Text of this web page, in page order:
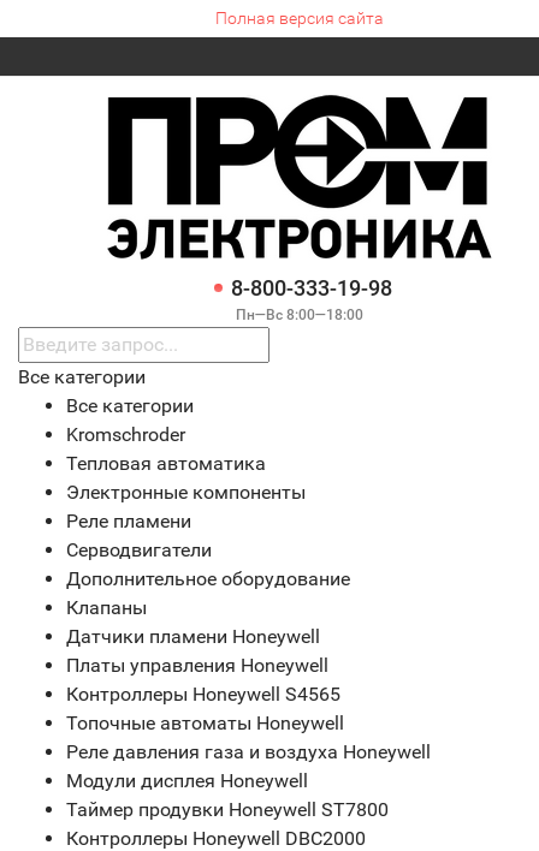
Полная версия сайта
8-800-333-19-98
Пн—Вс 8:00—18:00
Все категории
Все категории
Kromschroder
Тепловая автоматика
Электронные компоненты
Реле пламени
Серводвигатели
Дополнительное оборудование
Клапаны
Датчики пламени Honeywell
Платы управления Honeywell
Контроллеры Honeywell S4565
Топочные автоматы Honeywell
Реле давления газа и воздуха Honeywell
Модули дисплея Honeywell
Таймер продувки Honeywell ST7800
Контроллеры Honeywell DBC2000